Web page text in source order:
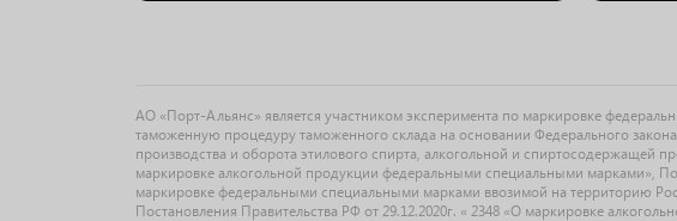
АО «Порт-Альянс» является участником эксперимента по маркировке
таможенную процедуру таможенного склада на основании Федерального
производства и оборота этилового спирта, алкогольной и спиртосодержащей
маркировке алкогольной продукции федеральными специальными марками»,
маркировке федеральными специальными марками ввозимой на территорию
Постановления Правительства РФ от 29.12.2020г. « 2348 «О маркировке